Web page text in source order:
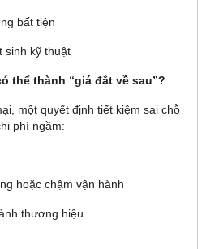
bất tiện
sinh kỹ thuật
thể thành “giá đắt về sau”?
một quyết định tiết kiệm sai chỗ
phí ngầm:
hoặc chậm vận hành
thương hiệu